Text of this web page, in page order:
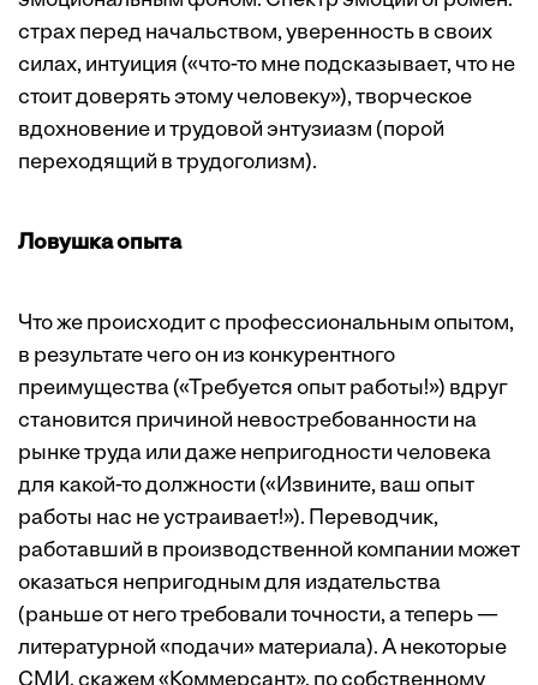
страх перед начальством, уверенность в своих
силах, интуиция («что-то мне подсказывает, что не
стоит доверять этому человеку»), творческое
вдохновение и трудовой энтузиазм (порой
переходящий в трудоголизм).
Ловушка опыта
Что же происходит с профессиональным опытом,
в результате чего он из конкурентного
преимущества («Требуется опыт работы!») вдруг
становится причиной невостребованности на
рынке труда или даже непригодности человека
для какой-то должности («Извините, ваш опыт
работы нас не устраивает!»). Переводчик,
работавший в производственной компании может
оказаться непригодным для издательства
(раньше от него требовали точности, а теперь —
литературной «подачи» материала). А некоторые